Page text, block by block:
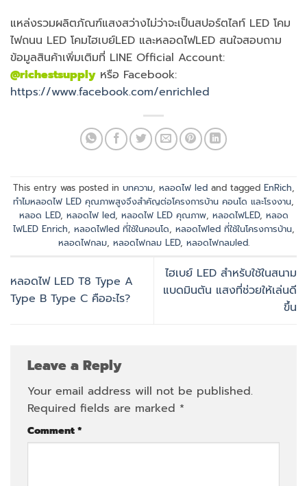
แหล่งรวมผลิตภัณฑ์แสงสว่างไม่ว่าจะเป็นสปอร์ตไลท์ LED โคม
ไฟถนน LED โคมไฮเบย์LED และหลอดไฟLED สนใจสอบถาม
ข้อมูลสินค้าเพิ่มเติมที่ LINE Official Account:
@richestsupply หรือ Facebook:
https://www.facebook.com/enrichled
This entry was posted in บทความ, หลอดไฟ ledand tagged EnRich,
ทำไมหลอดไฟ LED คุณภาพสูงจึงสำคัญต่อโครงการบ้าน คอนโด และโรงงาน,
หลอด LED, หลอดไฟ led, หลอดไฟ LED คุณภาพ, หลอดไฟLED, หลอด
ไฟLED Enrich, หลอดไฟled ที่ใช้ในคอนโด, หลอดไฟled ที่ใช้ในโครงการบ้าน,
หลอดไฟกลม, หลอดไฟกลม LED, หลอดไฟกลมled.
หลอดไฟ LED T8 Type A
Type B Type C คืออะไร?
ไฮเบย์ LED สำหรับใช้ในสนาม
แบดมินตัน แสงที่ช่วยให้เล่นดี
ขึ้น
Leave a Reply
Your email address will not be published.
Required fields are marked *
Comment*